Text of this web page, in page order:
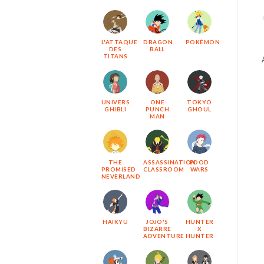
L'ATTAQUE
DES
TITANS
DRAGON
BALL
POKÉMON
UNIVERS
GHIBLI
ONE
PUNCH
MAN
TOKYO
GHOUL
THE
PROMISED
NEVERLAND
ASSASSINATION
CLASSROOM
FOOD
WARS
HAIKYU
JOJO'S
BIZARRE
ADVENTURE
HUNTER
X
HUNTER